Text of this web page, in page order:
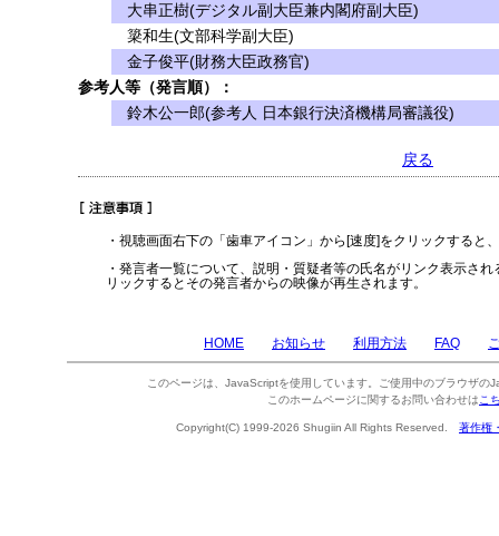
大串正樹(デジタル副大臣兼内閣府副大臣)
簗和生(文部科学副大臣)
金子俊平(財務大臣政務官)
参考人等（発言順）：
鈴木公一郎(参考人 日本銀行決済機構局審議役)
戻る
・視聴画面右下の「歯車アイコン」から[速度]をクリックすると
・発言者一覧について、説明・質疑者等の氏名がリンク表示さ
リックするとその発言者からの映像が再生されます。
HOME お知らせ 利用方法 FAQ
このページは、JavaScriptを使用しています。ご使用中のブラウザの
このホームページに関するお問い合わせは こ
Copyright(C) 1999-2026 Shugiin All Rights Reserved. 著作権